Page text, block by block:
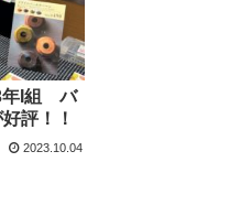
年I組 バ
評！！
2023.10.04